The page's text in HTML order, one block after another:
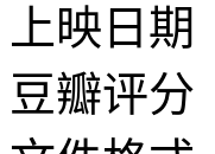
上映日
豆瓣评分